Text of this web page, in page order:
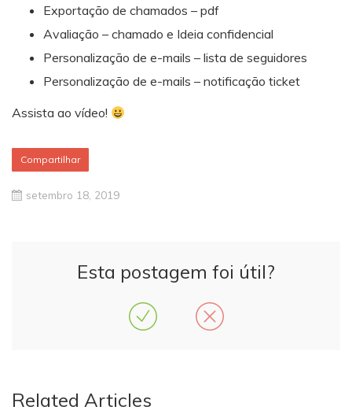
Exportação de chamados – pdf
Avaliação – chamado e Ideia confidencial
Personalização de e-mails – lista de seguidores
Personalização de e-mails – notificação ticket
Assista ao vídeo!
Compartilhar
setembro 18, 2019
Esta postagem foi útil?
Related Articles